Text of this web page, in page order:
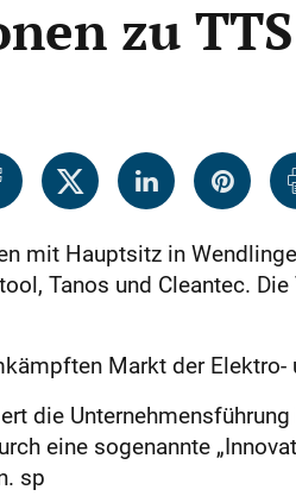
zu
mit Hauptsitz in
Tanos und Cleantec.
Markt der
die
eine sogenannte
sp